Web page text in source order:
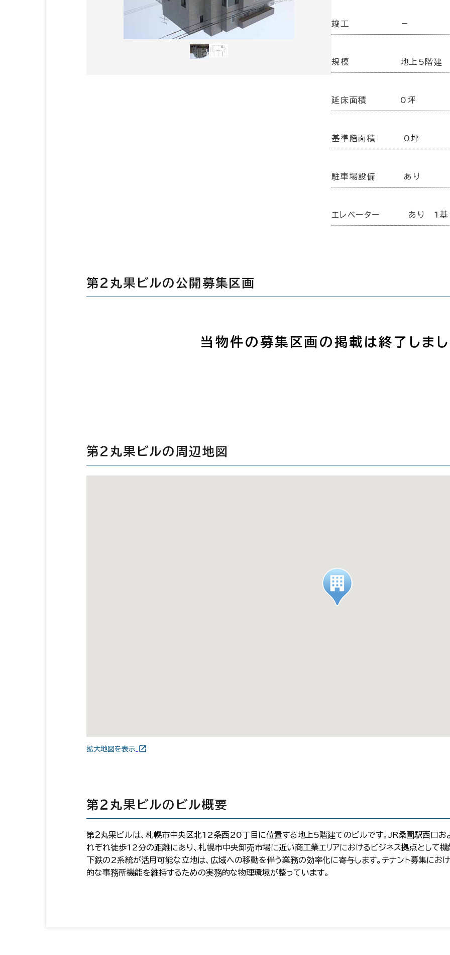
竣工 －
規模 地上5階建
延床面積 0坪
基準階面積 0坪
駐車場設備 あり
エレベーター あり 1基
第２丸果ビルの公開募集区画
当物件の募集区画の掲載は終了しまし
第２丸果ビルの周辺地図
拡大地図を表示
第２丸果ビルのビル概要
第２丸果ビルは、札幌市中央区北12条西20丁目に位置する地上5階建てのビルです。JR桑園駅西口
れぞれ徒歩12分の距離にあり、札幌市中央卸売市場に近い商工業エリアにおけるビジネス拠点として機
下鉄の2系統が活用可能な立地は、広域への移動を伴う業務の効率化に寄与します。テナント募集にお
的な事務所機能を維持するための実務的な物理環境が整っています。